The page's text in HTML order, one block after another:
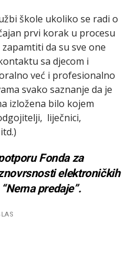
škole ukoliko se radi o
prvi korak u procesu
da su sve one
sa djecom i
već i profesionalno
svako saznanje da je
izložena bilo kojem
liječnici,
Fonda za
elektroničkih
predaje”.